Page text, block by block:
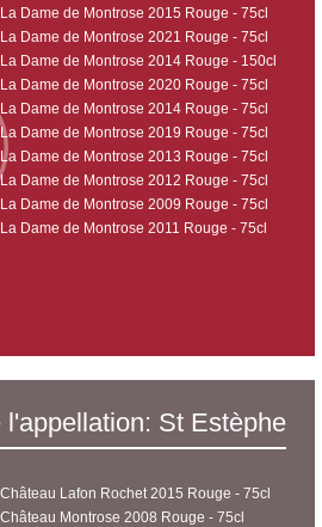
La Dame de Montrose 2015 Rouge - 75cl
La Dame de Montrose 2021 Rouge - 75cl
La Dame de Montrose 2014 Rouge - 150cl
La Dame de Montrose 2020 Rouge - 75cl
La Dame de Montrose 2014 Rouge - 75cl
La Dame de Montrose 2019 Rouge - 75cl
La Dame de Montrose 2013 Rouge - 75cl
La Dame de Montrose 2012 Rouge - 75cl
La Dame de Montrose 2009 Rouge - 75cl
La Dame de Montrose 2011 Rouge - 75cl
St Estèphe
Château Lafon Rochet 2015 Rouge - 75cl
Château Montrose 2008 Rouge - 75cl